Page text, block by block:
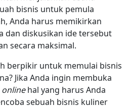
bisnis untuk pemula
Anda harus memikirkan
dan diskusikan ide tersebut
secara maksimal.
berpikir untuk memulai bisnis
Jika Anda ingin membuka
onlinehal yang harus Anda
sebuah bisnis kuliner